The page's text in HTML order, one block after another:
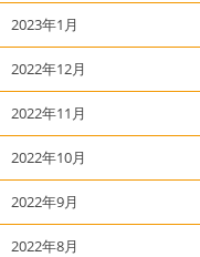
2023年1月
2022年12月
2022年11月
2022年10月
2022年9月
2022年8月